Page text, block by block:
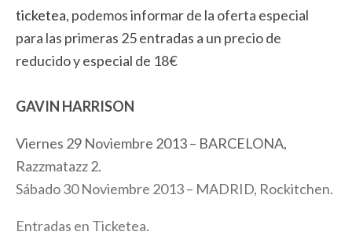
ticketea, podemos informar de la oferta especial
para las primeras 25 entradas a un precio de
reducido y especial de 18€
GAVIN HARRISON
Viernes 29 Noviembre 2013 – BARCELONA,
Razzmatazz 2.
Sábado 30 Noviembre 2013 – MADRID, Rockitchen.
Entradas en Ticketea.